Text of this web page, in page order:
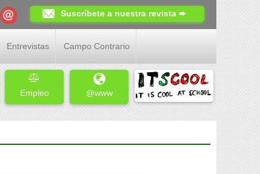
Suscríbete a nuestra revista ➨
Entrevistas Campo Contrario
Empleo @www